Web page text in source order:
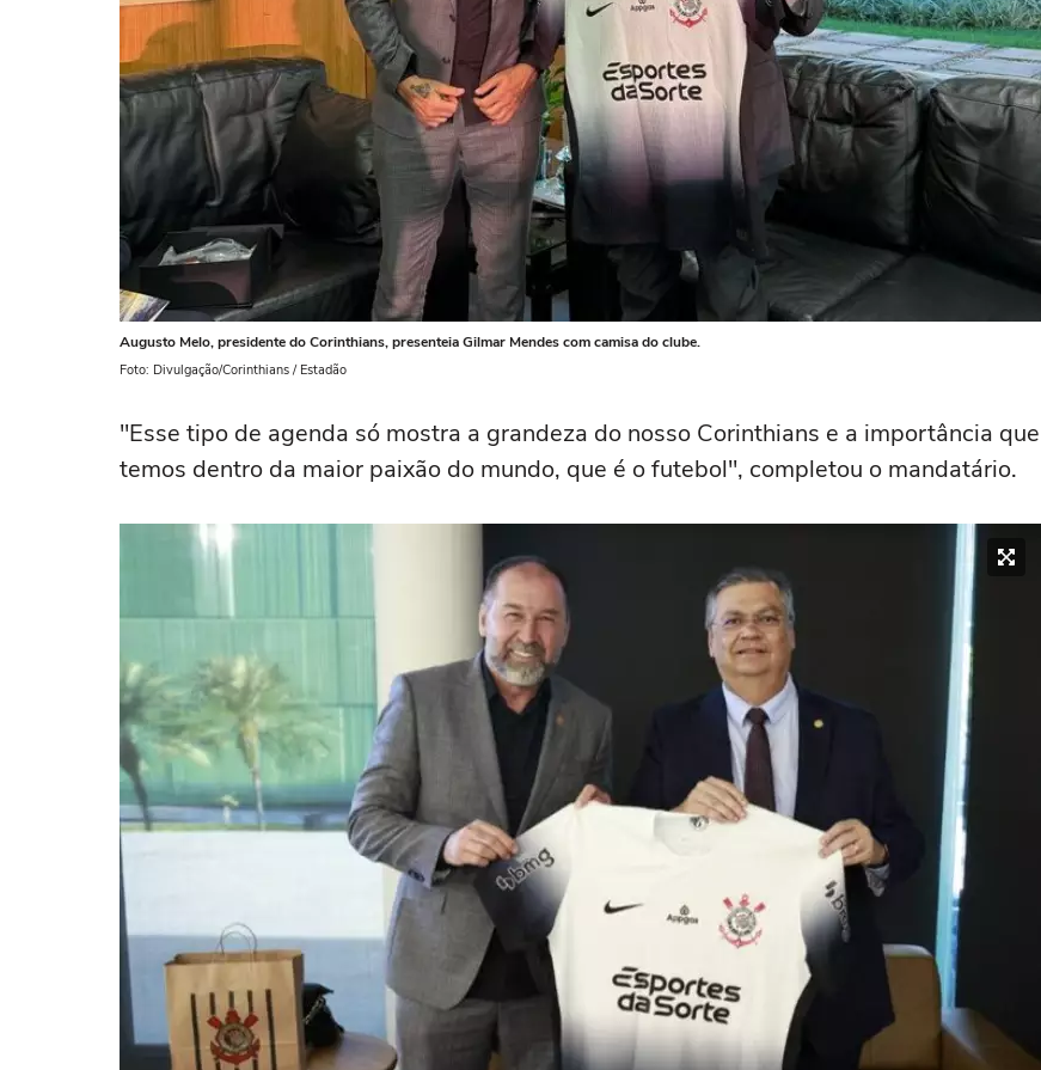
Augusto Melo, presidente do Corinthians, presenteia Gilmar Mendes com camisa do clube.
Foto: Divulgação/Corinthians / Estadão
"Esse tipo de agenda só mostra a grandeza do nosso Corinthians e a importância que
temos dentro da maior paixão do mundo, que é o futebol", completou o mandatário.